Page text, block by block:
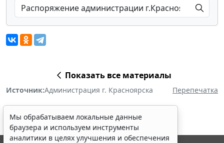
Показать все материалы
Источник:Администрация г. Красноярска Перепечатка
Мы обрабатываем локальные данные
браузера и используем инструменты
аналитики в целях улучшения и обеспечения